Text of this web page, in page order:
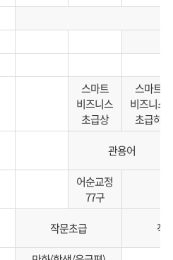
스마트
비즈니스
초급상
스마트
비즈니스
초급하
관용어
어순교정
77구
작문초급 작